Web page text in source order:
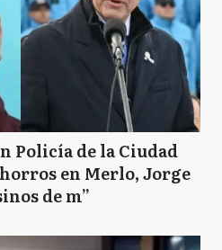
Policía de la Ciudad
en Merlo, Jorge
de m”